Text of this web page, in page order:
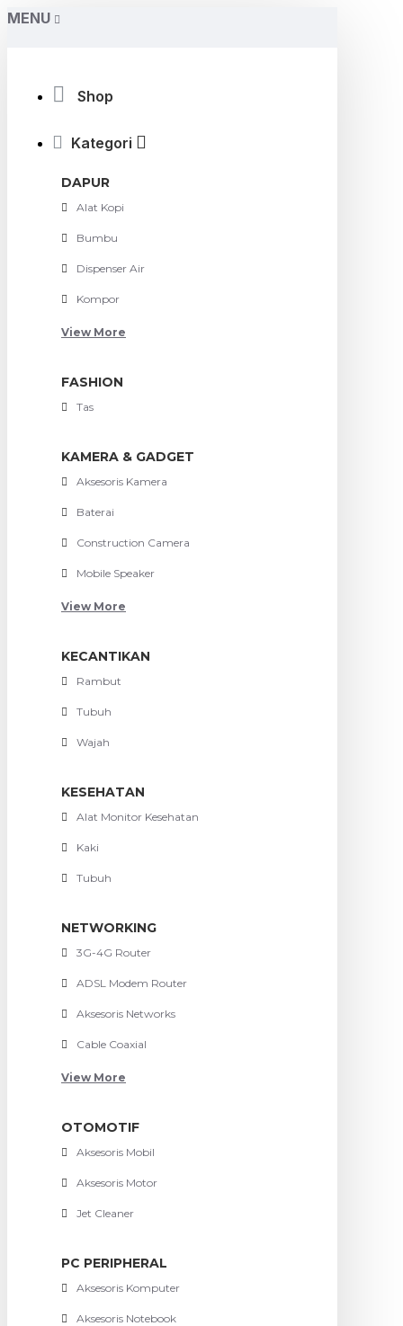
MENU
Shop
Kategori
DAPUR
Alat Kopi
Bumbu
Dispenser Air
Kompor
View More
FASHION
Tas
KAMERA & GADGET
Aksesoris Kamera
Baterai
Construction Camera
Mobile Speaker
View More
KECANTIKAN
Rambut
Tubuh
Wajah
KESEHATAN
Alat Monitor Kesehatan
Kaki
Tubuh
NETWORKING
3G-4G Router
ADSL Modem Router
Aksesoris Networks
Cable Coaxial
View More
OTOMOTIF
Aksesoris Mobil
Aksesoris Motor
Jet Cleaner
PC PERIPHERAL
Aksesoris Komputer
Aksesoris Notebook